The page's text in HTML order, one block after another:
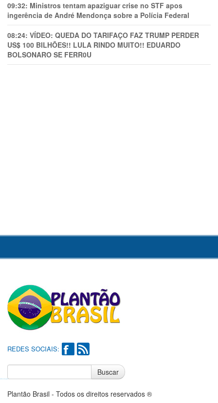
09:32: Ministros tentam apaziguar crise no STF apos
ingerência de André Mendonça sobre a Polícia Federal
08:24: VÍDEO: QUEDA DO TARIFAÇO FAZ TRUMP PERDER
US$ 100 BILHÕES!! LULA RINDO MUITO!! EDUARDO
BOLSONARO SE FERR0U
REDES SOCIAIS:
Buscar
Plantão Brasil - Todos os direitos reservados ®